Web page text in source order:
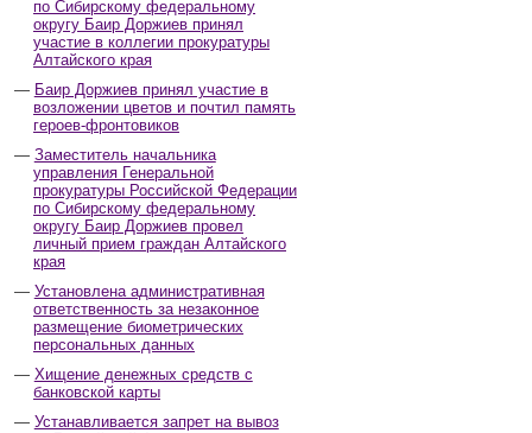
по Сибирскому федеральному
округу Баир Доржиев принял
участие в коллегии прокуратуры
Алтайского края
Баир Доржиев принял участие в
возложении цветов и почтил память
героев-фронтовиков
Заместитель начальника
управления Генеральной
прокуратуры Российской Федерации
по Сибирскому федеральному
округу Баир Доржиев провел
личный прием граждан Алтайского
края
Установлена административная
ответственность за незаконное
размещение биометрических
персональных данных
Хищение денежных средств с
банковской карты
Устанавливается запрет на вывоз